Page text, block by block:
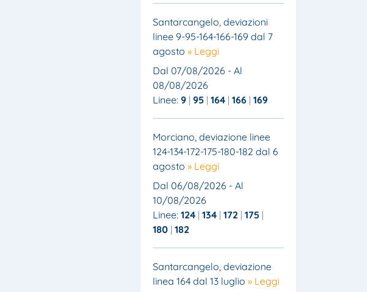
Santarcangelo, deviazioni
linee 9-95-164-166-169 dal 7
agosto » Leggi
Dal 07/08/2026 - Al
08/08/2026
Linee: 9 95 164 166 169
Morciano, deviazione linee
124-134-172-175-180-182 dal 6
agosto » Leggi
Dal 06/08/2026 - Al
10/08/2026
Linee: 124 134 172 175
180 182
Santarcangelo, deviazione
linea 164 dal 13 luglio » Leggi